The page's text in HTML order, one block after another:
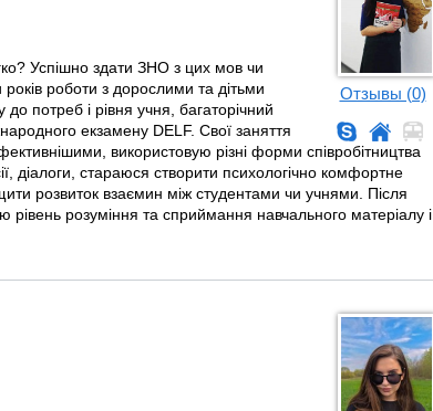
Отзывы (0)
Успішно здати ЗНО з цих мов чи
роботи з дорослими та дітьми
до потреб і рівня учня, багаторічний
екзамену DELF. Свої заняття
використовую різні форми співробітництва
діалоги, стараюся створити психологічно комфортне
розвиток взаємин між студентами чи учнями. Після
рівень розуміння та сприймання навчального матеріалу і